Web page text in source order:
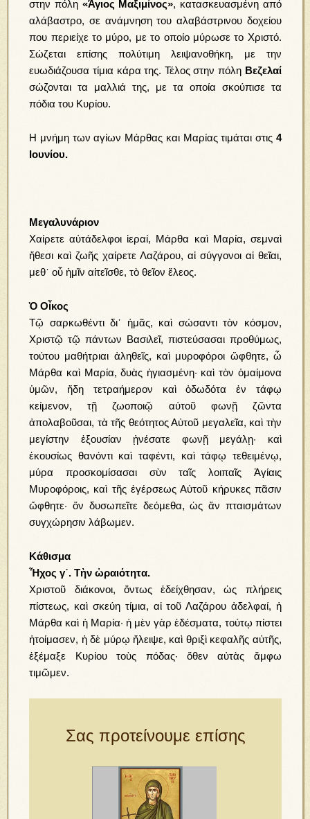
στην πόλη «Άγιος Μαξιμίνος», κατασκευασμένη από
αλάβαστρο, σε ανάμνηση του αλαβάστρινου δοχείου
που περιείχε το μύρο, με το οποίο μύρωσε το Χριστό.
Σώζεται επίσης πολύτιμη λειψανοθήκη, με την
ευωδιάζουσα τίμια κάρα της. Τέλος στην πόλη Βεζελαί
σώζονται τα μαλλιά της, με τα οποία σκούπισε τα
πόδια του Κυρίου.
Η μνήμη των αγίων Μάρθας και Μαρίας τιμάται στις 4
Ιουνίου.
Μεγαλυνάριον
Χαίρετε αὐτάδελφοι ἱεραί, Μάρθα καὶ Μαρία, σεμναὶ
ἤθεσι καὶ ζωῆς χαίρετε Λαζάρου, αἱ σύγγονοι αἱ θεῖαι,
μεθ᾿ οὗ ἡμῖν αἰτεῖσθε, τὸ θεῖον ἔλεος.
Ὁ Οἶκος
Τῷ σαρκωθέντι δι᾿ ἡμᾶς, καὶ σώσαντι τὸν κόσμον,
Χριστῷ τῷ πάντων Βασιλεῖ, πιστεύσασαι προθύμως,
τούτου μαθήτριαι ἀληθεῖς, καὶ μυροφόροι ὤφθητε, ὦ
Μάρθα καὶ Μαρία, δυὰς ἡγιασμένη· καὶ τὸν ὁμαίμονα
ὑμῶν, ἤδη τετραήμερον καὶ ὀδωδότα ἐν τάφῳ
κείμενον, τῇ ζωοποιῷ αὐτοῦ φωνῇ ζῶντα
ἀπολαβοῦσαι, τὰ τῆς θεότητος Αὐτοῦ μεγαλεῖα, καὶ τὴν
μεγίστην ἐξουσίαν ᾐνέσατε φωνῇ μεγάλῃ· καὶ
ἑκουσίως θανόντι καὶ ταφέντι, καὶ τάφῳ τεθειμένῳ,
μύρα προσκομίσασαι σὺν ταῖς λοιπαῖς Ἁγίαις
Μυροφόροις, καὶ τῆς ἐγέρσεως Αὐτοῦ κήρυκες πᾶσιν
ὤφθητε· ὅν δυσωπεῖτε δεόμεθα, ὡς ἄν πταισμάτων
συγχώρησιν λάβωμεν.
Κάθισμα
Ἦχος γ´. Τὴν ὡραιότητα.
Χριστοῦ διάκονοι, ὄντως ἐδείχθησαν, ὡς πλήρεις
πίστεως, καὶ σκεύη τίμια, αἱ τοῦ Λαζάρου ἀδελφαί, ἡ
Μάρθα καὶ ἡ Μαρία· ἡ μὲν γὰρ ἐδέσματα, τούτῳ πίστει
ἡτοίμασεν, ἡ δὲ μύρῳ ἤλειψε, καὶ θριξὶ κεφαλῆς αὐτῆς,
ἐξέμαξε Κυρίου τοὺς πόδας· ὅθεν αὐτὰς ἄμφω
τιμῶμεν.
Σας προτείνουμε επίσης